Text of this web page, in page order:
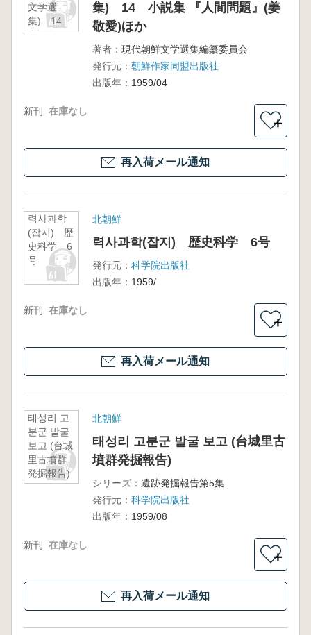
文学選
集) 14
小説集
集) 14 小説集 『人間問題』(姜
敬愛)ほか
著者： 現代朝鮮文学選集編纂委員会
発行元： 朝鮮作家同盟出版社
出版年： 1959/04
新刊 在庫なし
＋
再入荷メール通知
력사과학
(잡지) 歴
史科学 6
号
北朝鮮
력사과학(잡지) 歴史科学 6号
発行元： 科学院出版社
出版年： 1959/
新刊 在庫なし
＋
再入荷メール通知
태성리 고
분군 발굴
보고 (台城
里古墳群
発掘報告)
北朝鮮
태성리 고분군 발굴 보고 (台城里古
墳群発掘報告)
シリーズ： 遺跡発掘報告第5集
発行元： 科学院出版社
出版年： 1959/08
新刊 在庫なし
＋
再入荷メール通知